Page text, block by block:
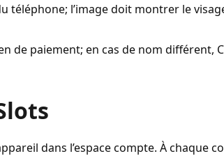
téléphone; l’image doit montrer le
de paiement; en cas de nom différent,
dans l’espace compte. À chaque